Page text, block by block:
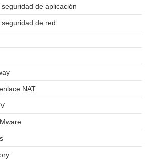
de aplicación
de red
NAT